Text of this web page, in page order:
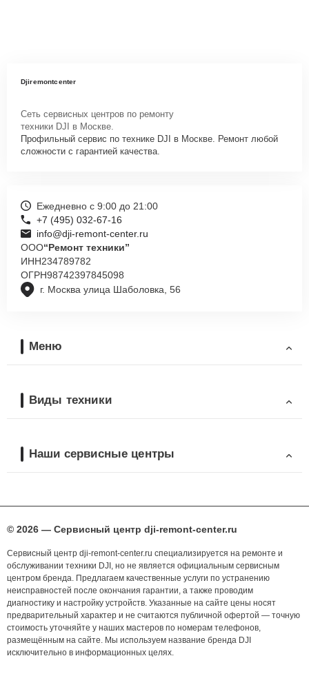
Djiremontcenter
Сеть сервисных центров по ремонту
техники DJI в Москве.
Профильный сервис по технике DJI в Москве. Ремонт любой
сложности с гарантией качества.
г. Москва улица Шаболовка, 56
Ежедневно с 9:00 до 21:00
+7 (495) 032-67-16
info@dji-remont-center.ru
ООО“Ремонт техники”
ИНН234789782
ОГРН98742397845098
Меню
Виды техники
Наши сервисные центры
© 2026 — Сервисный центр dji-remont-center.ru
Сервисный центр dji-remont-center.ru специализируется на ремонте и
обслуживании техники DJI, но не является официальным сервисным
центром бренда. Предлагаем качественные услуги по устранению
неисправностей после окончания гарантии, а также проводим
диагностику и настройку устройств. Указанные на сайте цены носят
предварительный характер и не считаются публичной офертой — точную
стоимость уточняйте у наших мастеров по номерам телефонов,
размещённым на сайте. Мы используем название бренда DJI
исключительно в информационных целях.